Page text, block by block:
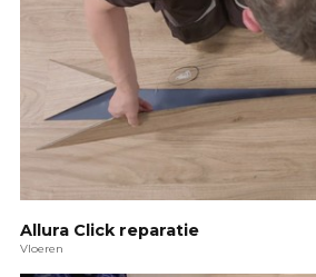
Allura Click reparatie
Vloeren